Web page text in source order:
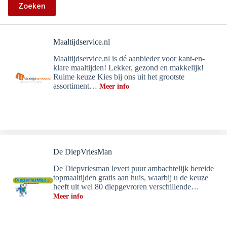
Zoeken
Maaltijdservice.nl
Maaltijdservice.nl is dé aanbieder voor kant-en-
klare maaltijden! Lekker, gezond en makkelijk!
Ruime keuze Kies bij ons uit het grootste
assortiment… Meer info
De DiepVriesMan
De Diepvriesman levert puur ambachtelijk bereide
topmaaltijden gratis aan huis, waarbij u de keuze
heeft uit wel 80 diepgevroren verschillende…
Meer info